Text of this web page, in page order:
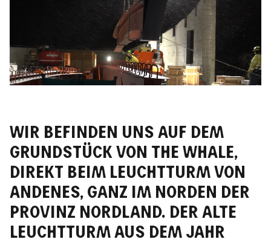
Wir befinden uns auf dem
Grundstück von The Whale,
direkt beim Leuchtturm von
Andenes, ganz im Norden der
Provinz Nordland. Der alte
Leuchtturm aus dem Jahr